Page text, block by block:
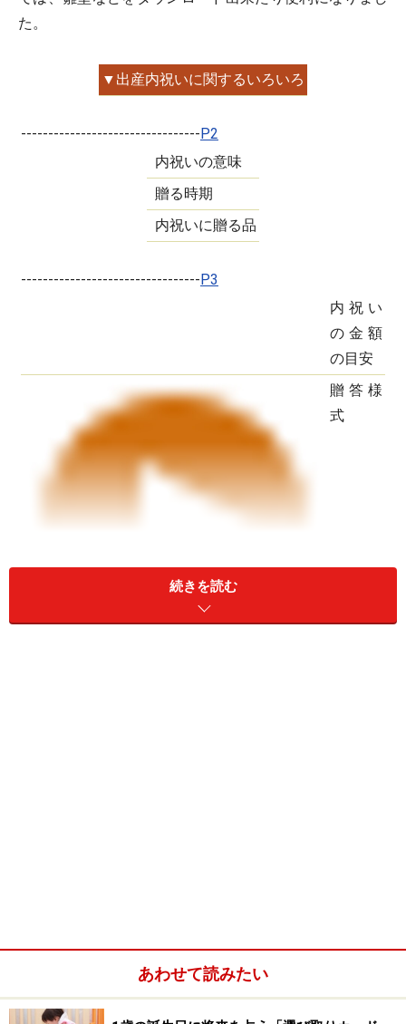
た。
▼出産内祝いに関するいろいろ
---------------------------------P2
内祝いの意味
贈る時期
内祝いに贈る品
---------------------------------P3
内祝い
の金額
の目安
贈答様
式
・お食い初め
子供が一生、食べ物に困らないように願う
・初節句を祝う
続きを読む
あわせて読みたい